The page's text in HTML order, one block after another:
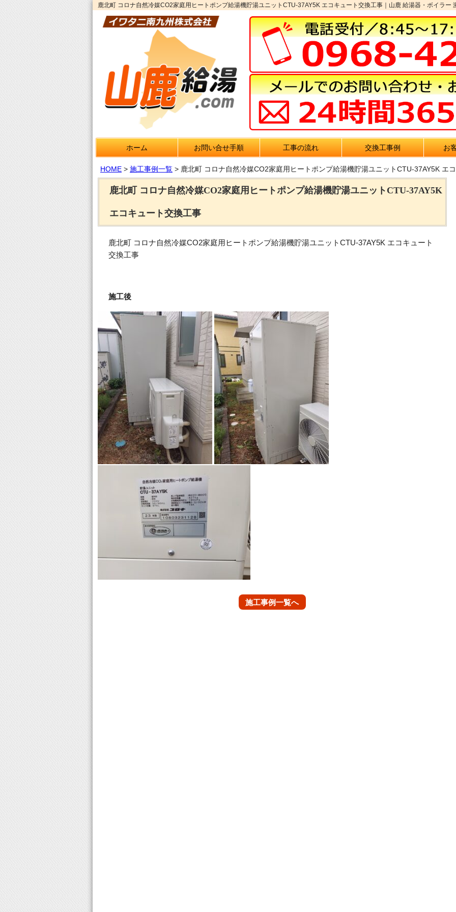
鹿北町 コロナ自然冷媒CO2家庭用ヒートポンプ給湯機貯湯ユニットCTU-37AY5K エコキュート交換工事｜山鹿 給湯器・ボイラー
ホーム お問い合せ手順 工事の流れ 交換工事例 お
HOME > 施工事例一覧 > 鹿北町 コロナ自然冷媒CO2家庭用ヒートポンプ給湯機貯湯ユニットCTU-37AY5K エ
鹿北町 コロナ自然冷媒CO2家庭用ヒートポンプ給湯機貯湯ユニットCTU-37AY5K
エコキュート交換工事
鹿北町 コロナ自然冷媒CO2家庭用ヒートポンプ給湯機貯湯ユニットCTU-37AY5K エコキュート
交換工事
施工後
施工事例一覧へ